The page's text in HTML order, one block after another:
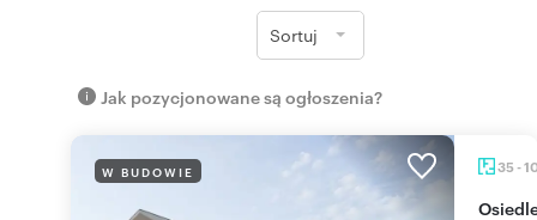
Sortuj
Jak pozycjonowane są ogłoszenia?
W BUDOWIE 35 -